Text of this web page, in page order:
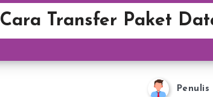
Cara Transfer Paket
Penulis